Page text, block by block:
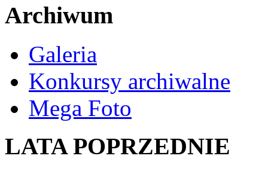
Archiwum
Galeria
Konkursy archiwalne
Mega Foto
LATA POPRZEDNIE